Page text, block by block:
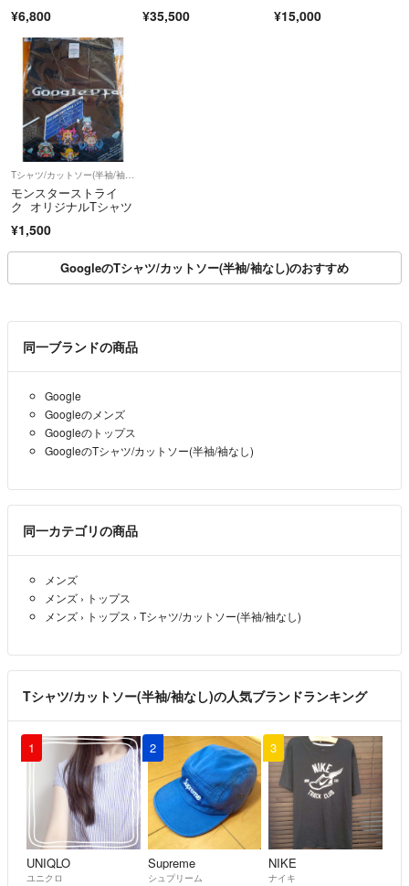
¥6,800 ¥35,500 ¥15,000
モンスターストライ
ク オリジナルTシャツ
¥1,500
GoogleのTシャツ/カットソー(半袖/袖なし)のおすすめ
同一ブランドの商品
Google
Googleのメンズ
Googleのトップス
GoogleのTシャツ/カットソー(半袖/袖なし)
同一カテゴリの商品
メンズ
メンズ › トップス
メンズ › トップス › Tシャツ/カットソー(半袖/袖なし)
Tシャツ/カットソー(半袖/袖なし)の人気ブランドランキング
1
UNIQLO
ユニクロ
2
Supreme
シュプリーム
3
NIKE
ナイキ